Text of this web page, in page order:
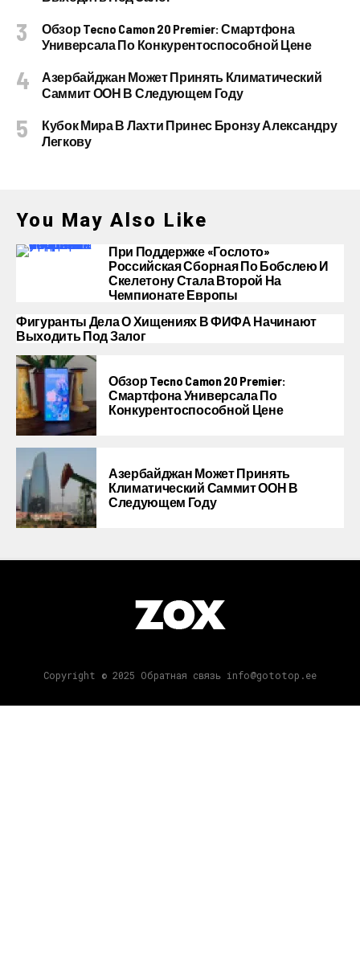
Обзор Tecno Camon 20 Premier: Смартфона
Универсала По Конкурентоспособной Цене
Азербайджан Может Принять Климатический
Саммит ООН В Следующем Году
Кубок Мира В Лахти Принес Бронзу Александру
Легкову
You May Also Like
При Поддержке «Гослото»
Российская Сборная По Бобслею И
Скелетону Стала Второй На
Чемпионате Европы
Фигуранты Дела О Хищениях В ФИФА Начинают
Выходить Под Залог
Обзор Tecno Camon 20 Premier:
Смартфона Универсала По
Конкурентоспособной Цене
Азербайджан Может Принять
Климатический Саммит ООН В
Следующем Году
Copyright © 2025 Обратная связь info@gototop.ee